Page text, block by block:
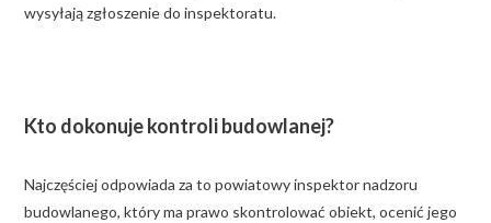
wysyłają zgłoszenie do inspektoratu.
Kto dokonuje kontroli budowlanej?
Najczęściej odpowiada za to powiatowy inspektor nadzoru
budowlanego, który ma prawo skontrolować obiekt, ocenić jego